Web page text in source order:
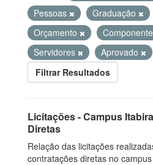
Pessoas
Graduação
Orçamento
Servidores
Aprovado
Filtrar Resultados
Licitações - Campus
Diretas
Relação das licitações
contratações diretas no